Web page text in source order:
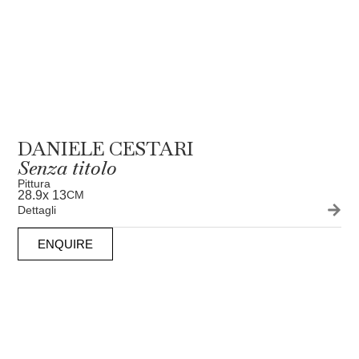
DANIELE CESTARI
Senza titolo
Pittura
28.9x 13CM
Dettagli
ENQUIRE